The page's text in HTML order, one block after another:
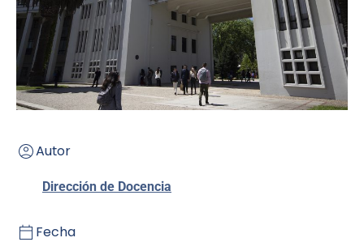
Autor
Dirección de Docencia
Fecha